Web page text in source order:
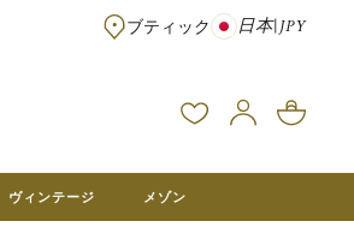
ご注文は送料無料 ※フランス本社在庫より直送。メゾ
ブティック 日本|JPY
ヴィンテージ メゾン